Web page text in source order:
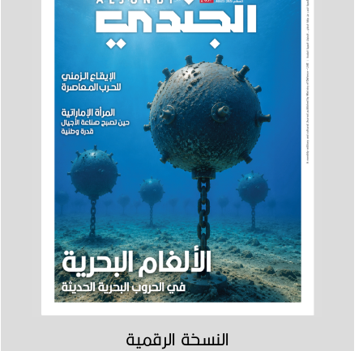
النسخة الرقمية